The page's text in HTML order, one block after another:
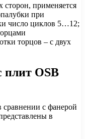
сторон, применяется
при
число циклов 5…12;
торцов – с двух
плит OSB
с фанерой
в